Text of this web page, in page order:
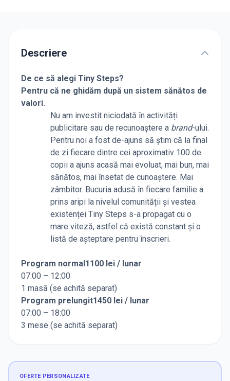
Descriere
De ce să alegi Tiny Steps?
Pentru că ne ghidăm după un sistem sănătos de
valori.
Nu am investit niciodată în activități
publicitare sau de recunoaștere a brand-ului.
Pentru noi a fost de-ajuns să știm că la final
de zi fiecare dintre cei aproximativ 100 de
copii a ajuns acasă mai evoluat, mai bun, mai
sănătos, mai însetat de cunoaștere. Mai
zâmbitor. Bucuria adusă în fiecare familie a
prins aripi la nivelul comunității și vestea
existenței Tiny Steps s-a propagat cu o
mare viteză, astfel că există constant și o
listă de așteptare pentru înscrieri.
Program normal1100 lei / lunar
07:00 – 12:00
1 masă (se achită separat)
Program prelungit1450 lei / lunar
07:00 – 18:00
3 mese (se achită separat)
OFERTE PERSONALIZATE